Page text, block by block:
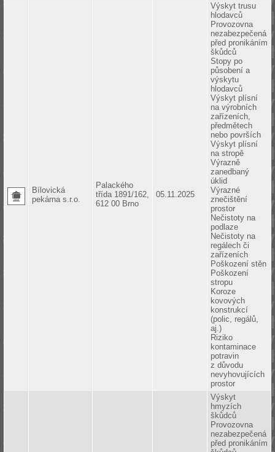
Bílovická
pekárna s.r.o.
Palackého
třída 1891/162,
612 00 Brno
05.11.2025
Výskyt trusu
hlodavců
Provozovna
nezabezpečená
před pronikáním
škůdců
Stopy po
působení a
výskytu
hlodavců
Výskyt plísní
na výrobních
zařízeních,
předmětech
nebo površích
Výskyt plísní
na stropě
Výrazně
zanedbaný
úklid
Výrazné
znečištění
prostor
Nečistoty na
podlaze
Nečistoty na
regálech či
zařízeních
Poškození stěn
Poškození
stropu
Koroze
kovových
konstrukcí
(polic, regálů,
aj.)
Riziko
kontaminace
potravin
z důvodu
nevyhovujících
prostor
Výskyt
hmyzích
škůdců
Provozovna
nezabezpečená
před pronikáním